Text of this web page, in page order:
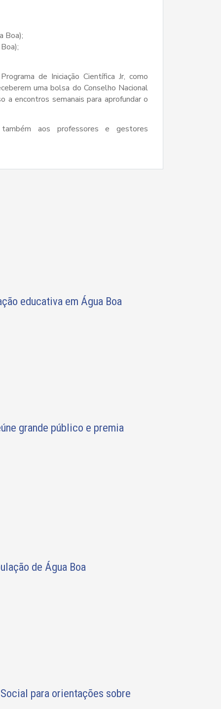
Boa);
de Iniciação Científica Jr, como
uma bolsa do Conselho Nacional
a encontros semanais para aprofundar o
aos professores e gestores
educativa em Água Boa
grande público e premia
de Água Boa
para orientações sobre